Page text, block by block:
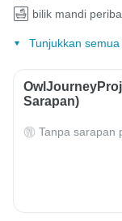
bilik mandi
Tunjukkan semua
Sarapan)
Tanpa sarapan